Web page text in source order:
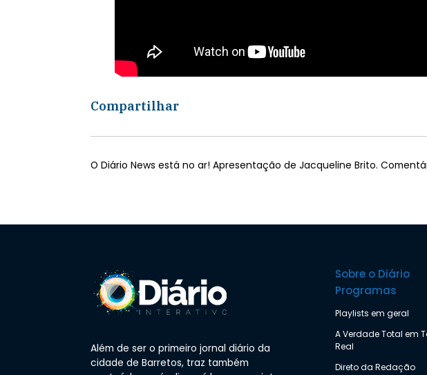
Compartilhar
O Diário News está no ar! Apresentação de Jacqueline Brito.
Além de ser o primeiro jornal diário da
cidade de Barretos, traz também
Sobre o Diário
Programas
Playlists em geral
A Verdade Total em
Real
Direto da Redação